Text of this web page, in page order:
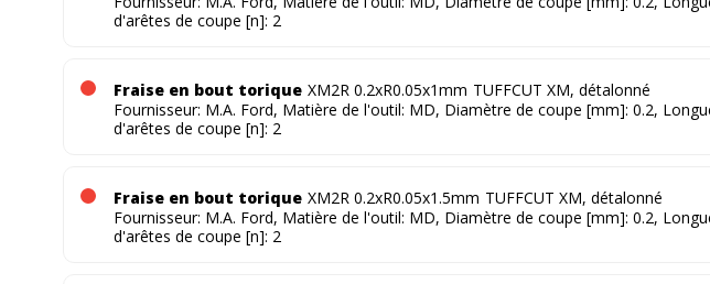
d'arêtes de coupe [n]: 2
Fraise en bout torique XM2R 0.2xR0.05x1mm TUFFCUT XM, détalonné
Fournisseur: M.A. Ford, Matière de l'outil: MD, Diamètre de coupe [mm]: 0.2,
d'arêtes de coupe [n]: 2
Fraise en bout torique XM2R 0.2xR0.05x1.5mm TUFFCUT XM, détalonné
Fournisseur: M.A. Ford, Matière de l'outil: MD, Diamètre de coupe [mm]: 0.2,
d'arêtes de coupe [n]: 2